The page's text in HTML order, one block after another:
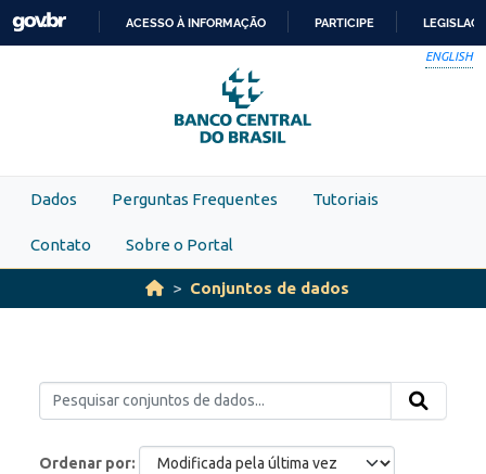
Skip to main content
PARA
O
CONTEÚDO
ACESSO À INFORMAÇÃO PARTICIPE
ENGLISH
Dados Perguntas Frequentes Tutoriais
Contato Sobre o Portal
Conjuntos de dados
Ordenar por